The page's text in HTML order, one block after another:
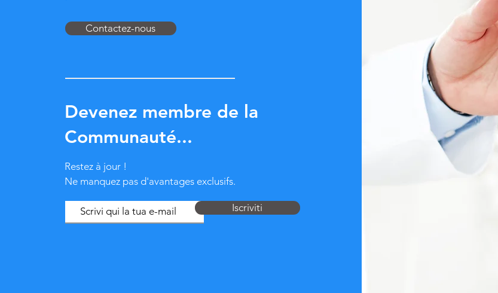
Contactez-nous
Devenez membre de la
Communauté...
Restez à jour !
Ne manquez pas d'avantages exclusifs.
Iscriviti